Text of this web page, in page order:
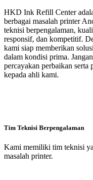
HKD Ink Refill Center
berbagai masalah printer
teknisi berpengalaman,
responsif, dan kompetitif.
kami siap memberikan
dalam kondisi prima.
percayakan perbaikan serta
kepada ahli kami.
Tim Teknisi Berpengalaman
Kami memiliki tim teknisi
masalah printer.